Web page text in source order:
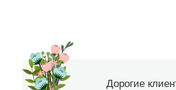
Дорогие